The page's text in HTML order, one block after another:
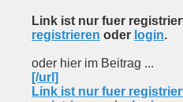
Link ist nur fuer
registrieren oder login.
oder hier im Beitrag ...
[/url]
Link ist nur fuer